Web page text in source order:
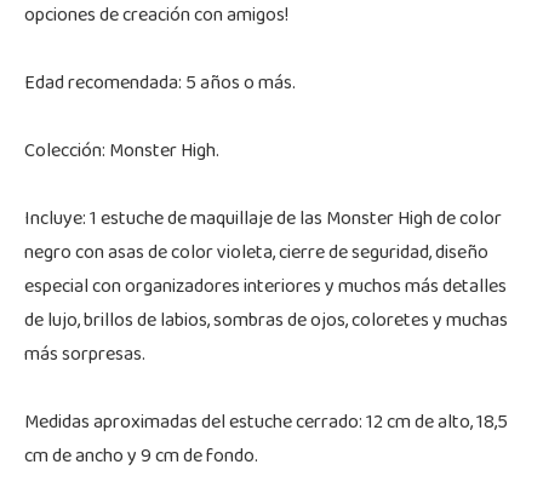
opciones de creación con amigos!
Edad recomendada: 5 años o más.
Colección: Monster High.
Incluye: 1 estuche de maquillaje de las Monster High de color
negro con asas de color violeta, cierre de seguridad, diseño
especial con organizadores interiores y muchos más detalles
de lujo, brillos de labios, sombras de ojos, coloretes y muchas
más sorpresas.
Medidas aproximadas del estuche cerrado: 12 cm de alto, 18,5
cm de ancho y 9 cm de fondo.